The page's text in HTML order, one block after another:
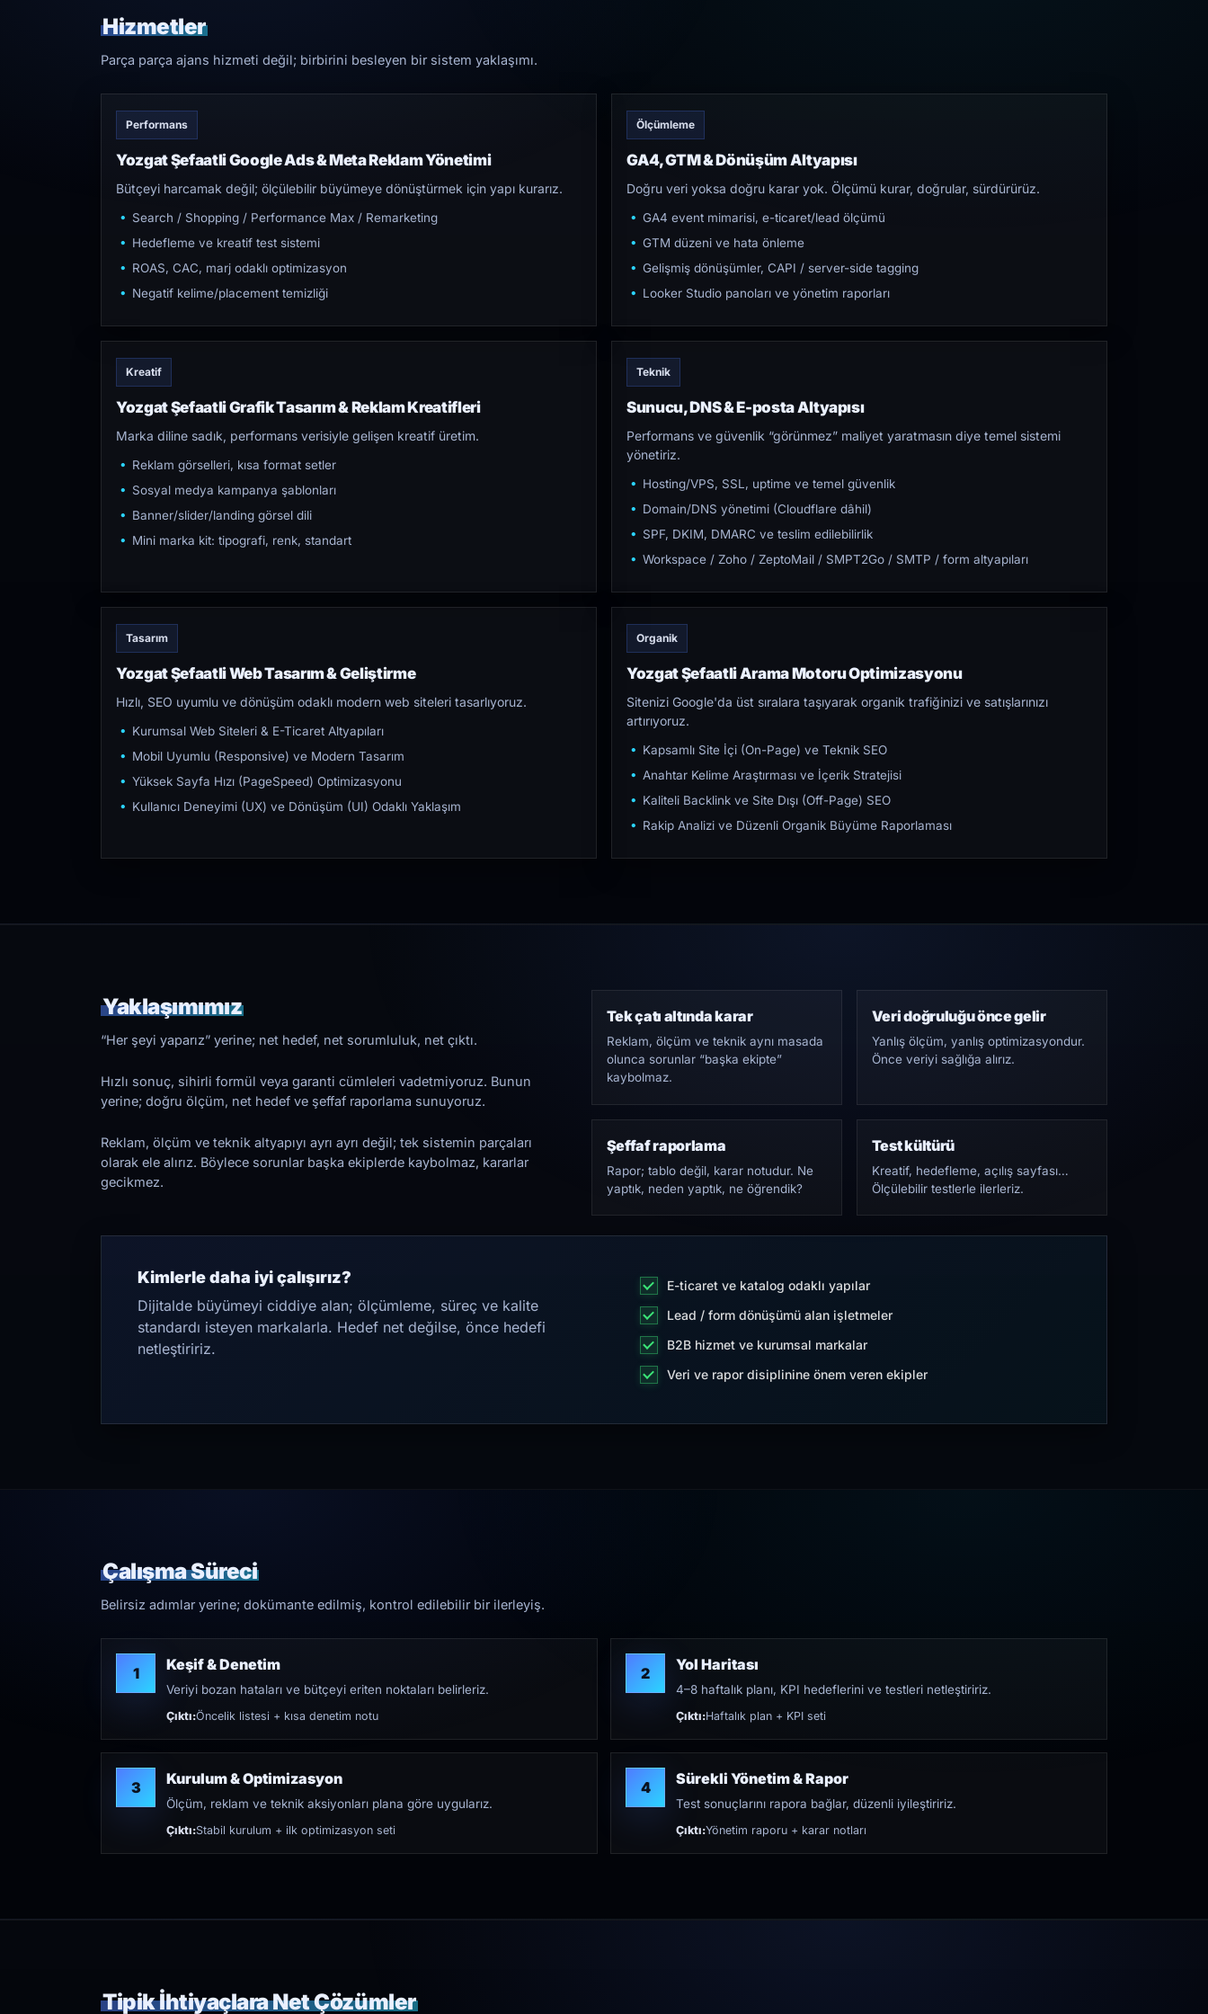
Hizmetler
Parça parça ajans hizmeti değil; birbirini besleyen bir sistem yaklaşımı.
Performans
Yozgat Şefaatli Google Ads & Meta Reklam Yönetimi
Bütçeyi harcamak değil; ölçülebilir büyümeye dönüştürmek için yapı kurarız.
Search / Shopping / Performance Max / Remarketing
Hedefleme ve kreatif test sistemi
ROAS, CAC, marj odaklı optimizasyon
Negatif kelime/placement temizliği
Ölçümleme
GA4, GTM & Dönüşüm Altyapısı
Doğru veri yoksa doğru karar yok. Ölçümü kurar, doğrular, sürdürürüz.
GA4 event mimarisi, e-ticaret/lead ölçümü
GTM düzeni ve hata önleme
Gelişmiş dönüşümler, CAPI / server-side tagging
Looker Studio panoları ve yönetim raporları
Kreatif
Yozgat Şefaatli Grafik Tasarım & Reklam Kreatifleri
Marka diline sadık, performans verisiyle gelişen kreatif üretim.
Reklam görselleri, kısa format setler
Sosyal medya kampanya şablonları
Banner/slider/landing görsel dili
Mini marka kit: tipografi, renk, standart
Teknik
Sunucu, DNS & E-posta Altyapısı
Performans ve güvenlik “görünmez” maliyet yaratmasın diye temel sistemi
yönetiriz.
Hosting/VPS, SSL, uptime ve temel güvenlik
Domain/DNS yönetimi (Cloudflare dâhil)
SPF, DKIM, DMARC ve teslim edilebilirlik
Workspace / Zoho / ZeptoMail / SMPT2Go / SMTP / form altyapıları
Tasarım
Yozgat Şefaatli Web Tasarım & Geliştirme
Hızlı, SEO uyumlu ve dönüşüm odaklı modern web siteleri tasarlıyoruz.
Kurumsal Web Siteleri & E-Ticaret Altyapıları
Mobil Uyumlu (Responsive) ve Modern Tasarım
Yüksek Sayfa Hızı (PageSpeed) Optimizasyonu
Kullanıcı Deneyimi (UX) ve Dönüşüm (UI) Odaklı Yaklaşım
Organik
Yozgat Şefaatli Arama Motoru Optimizasyonu
Sitenizi Google'da üst sıralara taşıyarak organik trafiğinizi ve satışlarınızı
artırıyoruz.
Kapsamlı Site İçi (On-Page) ve Teknik SEO
Anahtar Kelime Araştırması ve İçerik Stratejisi
Kaliteli Backlink ve Site Dışı (Off-Page) SEO
Rakip Analizi ve Düzenli Organik Büyüme Raporlaması
Yaklaşımımız
“Her şeyi yaparız” yerine; net hedef, net sorumluluk, net çıktı.
Hızlı sonuç, sihirli formül veya garanti cümleleri vadetmiyoruz. Bunun
yerine; doğru ölçüm, net hedef ve şeffaf raporlama sunuyoruz.
Reklam, ölçüm ve teknik altyapıyı ayrı ayrı değil; tek sistemin parçaları
olarak ele alırız. Böylece sorunlar başka ekiplerde kaybolmaz, kararlar
gecikmez.
Tek çatı altında karar
Reklam, ölçüm ve teknik aynı masada
olunca sorunlar “başka ekipte”
kaybolmaz.
Veri doğruluğu önce gelir
Yanlış ölçüm, yanlış optimizasyondur.
Önce veriyi sağlığa alırız.
Şeffaf raporlama
Rapor; tablo değil, karar notudur. Ne
yaptık, neden yaptık, ne öğrendik?
Test kültürü
Kreatif, hedefleme, açılış sayfası…
Ölçülebilir testlerle ilerleriz.
Kimlerle daha iyi çalışırız?
Dijitalde büyümeyi ciddiye alan; ölçümleme, süreç ve kalite
standardı isteyen markalarla. Hedef net değilse, önce hedefi
netleştiririz.
E-ticaret ve katalog odaklı yapılar
Lead / form dönüşümü alan işletmeler
B2B hizmet ve kurumsal markalar
Veri ve rapor disiplinine önem veren ekipler
Çalışma Süreci
Belirsiz adımlar yerine; dokümante edilmiş, kontrol edilebilir bir ilerleyiş.
1 Keşif & Denetim
Veriyi bozan hataları ve bütçeyi eriten noktaları belirleriz.
Çıktı:Öncelik listesi + kısa denetim notu
2 Yol Haritası
4–8 haftalık planı, KPI hedeflerini ve testleri netleştiririz.
Çıktı:Haftalık plan + KPI seti
3 Kurulum & Optimizasyon
Ölçüm, reklam ve teknik aksiyonları plana göre uygularız.
Çıktı:Stabil kurulum + ilk optimizasyon seti
4 Sürekli Yönetim & Rapor
Test sonuçlarını rapora bağlar, düzenli iyileştiririz.
Çıktı:Yönetim raporu + karar notları
Tipik İhtiyaçlara Net Çözümler